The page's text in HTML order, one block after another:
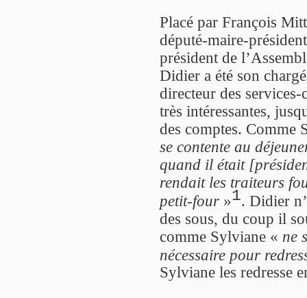
Placé par François
député-maire-
président de
Didier a été son
directeur des services-
très intéressantes,
des comptes. Comme
se contente au
quand il était
rendait les traiteurs
petit-four »1. Didier
des sous, du coup il
comme Sylviane « ne
nécessaire pour
Sylviane les redresse